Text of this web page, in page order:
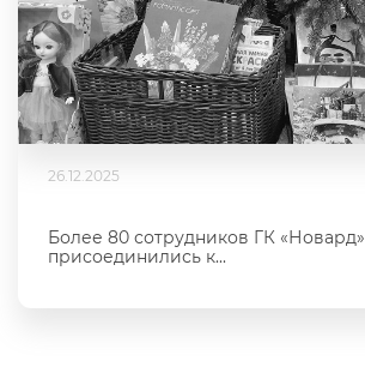
26.12.2025
Более 80 сотрудников ГК «Новард»
присоединились к...